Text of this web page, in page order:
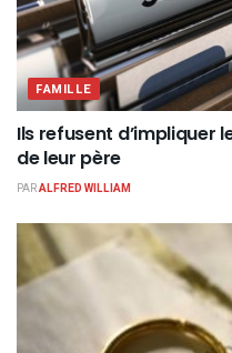
FAMILLE
Ils refusent d’impliquer
de leur père
PARALFRED WILLIAM